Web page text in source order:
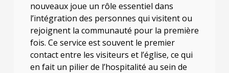
nouveaux joue un rôle essentiel dans
l’intégration des personnes qui visitent ou
rejoignent la communauté pour la première
fois. Ce service est souvent le premier
contact entre les visiteurs et l’église, ce qui
en fait un pilier de l’hospitalité au sein de